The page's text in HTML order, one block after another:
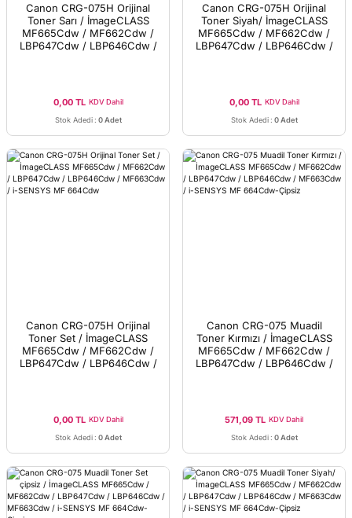
Canon CRG-075H Orijinal
Toner Sarı / İmageCLASS
MF665Cdw / MF662Cdw /
LBP647Cdw / LBP646Cdw /
0,00 TL KDV Dahil
Stok Adedi : 0 Adet
Canon CRG-075H Orijinal
Toner Siyah/ İmageCLASS
MF665Cdw / MF662Cdw /
LBP647Cdw / LBP646Cdw /
0,00 TL KDV Dahil
Stok Adedi : 0 Adet
Canon CRG-075H Orijinal
Toner Set / İmageCLASS
MF665Cdw / MF662Cdw /
LBP647Cdw / LBP646Cdw /
0,00 TL KDV Dahil
Stok Adedi : 0 Adet
Canon CRG-075 Muadil
Toner Kırmızı / İmageCLASS
MF665Cdw / MF662Cdw /
LBP647Cdw / LBP646Cdw /
571,09 TL KDV Dahil
Stok Adedi : 0 Adet